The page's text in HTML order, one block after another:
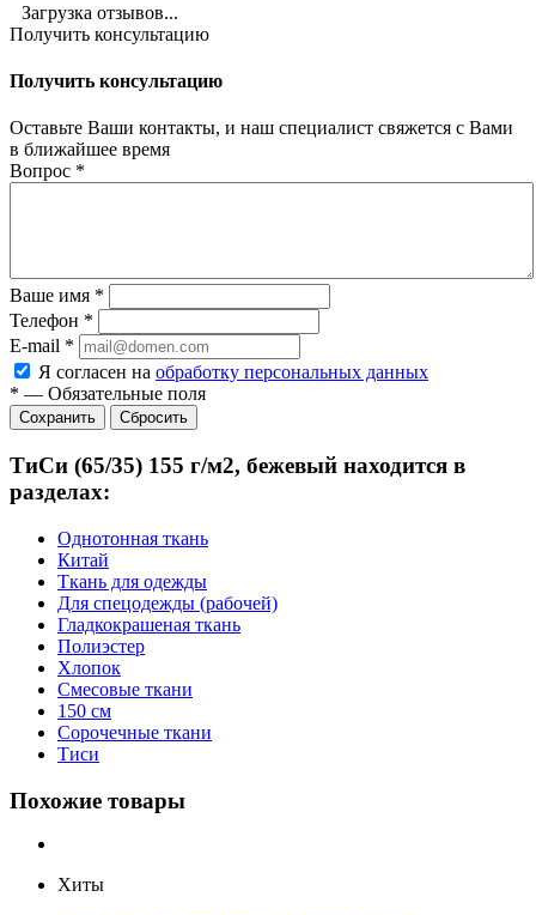
Загрузка отзывов...
Получить консультацию
Получить консультацию
Оставьте Ваши контакты, и наш специалист свяжется с Вами
в ближайшее время
Вопрос *
Ваше имя *
Телефон *
E-mail *
Я согласен на обработку персональных данных
* — Обязательные поля
Сбросить
ТиСи (65/35) 155 г/м2, бежевый находится в
разделах:
Однотонная ткань
Китай
Ткань для одежды
Для спецодежды (рабочей)
Гладкокрашеная ткань
Полиэстер
Хлопок
Смесовые ткани
150 см
Сорочечные ткани
Тиси
Похожие товары
Хиты